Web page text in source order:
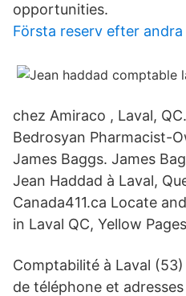
opportunities.
Första reserv efter
chez Amiraco , Laval,
Bedrosyan Pharmacist-
James Baggs. James
Jean Haddad à Laval,
Canada411.ca Locate
in Laval QC, Yellow
Comptabilité à Laval
de téléphone et